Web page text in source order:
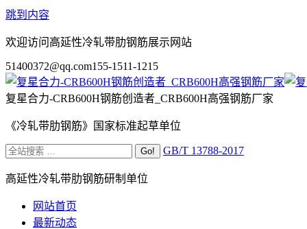
跳到内容
欢迎访问高延性冷轧带肋钢筋展示网站
51400372@qq.com155-1511-1215
复星合力-CRB600H钢筋创造者_CRB600H高强钢筋厂家
《冷轧带肋钢筋》国家标准起草单位
GB/T 13788-2017
高延性冷轧带肋钢筋研制单位
网站首页
最新动态